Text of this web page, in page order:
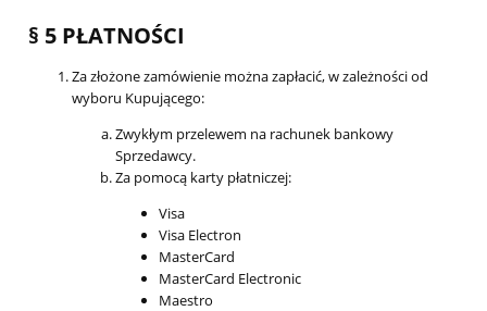
§ 5 PŁATNOŚCI
Za złożone zamówienie można zapłacić, w zależności od
wyboru Kupującego:
Zwykłym przelewem na rachunek bankowy
Sprzedawcy.
Za pomocą karty płatniczej:
Visa
Visa Electron
MasterCard
MasterCard Electronic
Maestro